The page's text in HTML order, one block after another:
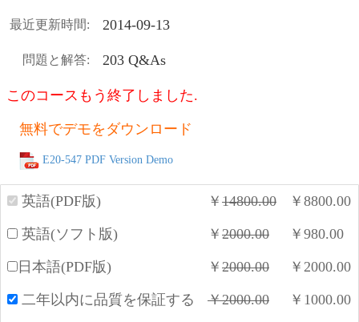
最近更新時間: 2014-09-13
問題と解答: 203 Q&As
このコースもう終了しました.
無料でデモをダウンロード
E20-547 PDF Version Demo
英語(PDF版) ￥ 14800.00 ￥ 8800.00
英語(ソフト版) ￥ 2000.00 ￥ 980.00
日本語(PDF版) ￥ 2000.00 ￥ 2000.00
二年以内に品質を保証する ￥2000.00 ￥ 1000.00